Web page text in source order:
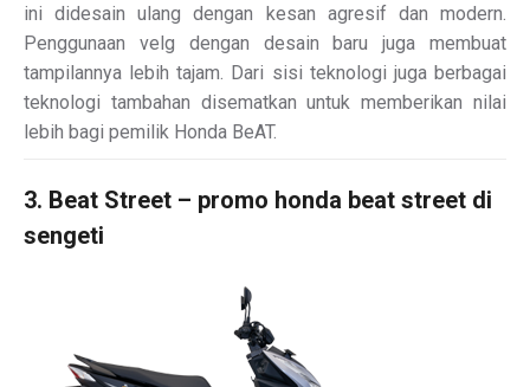
ini didesain ulang dengan kesan agresif dan modern.
Penggunaan velg dengan desain baru juga membuat
tampilannya lebih tajam. Dari sisi teknologi juga berbagai
teknologi tambahan disematkan untuk memberikan nilai
lebih bagi pemilik Honda BeAT.
3. Beat Street – promo honda beat street di
sengeti